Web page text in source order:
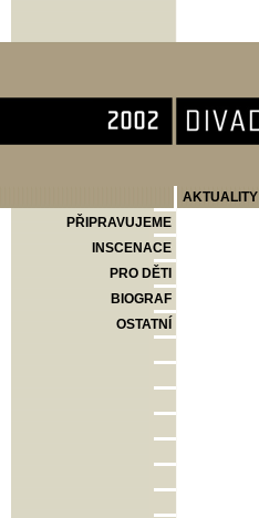
AKTUALITY
PŘIPRAVUJEME
INSCENACE
PRO DĚTI
BIOGRAF
OSTATNÍ